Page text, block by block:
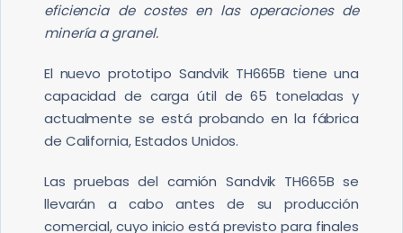
eficiencia de costes en las operaciones de
minería a granel.
El nuevo prototipo Sandvik TH665B tiene una
capacidad de carga útil de 65 toneladas y
actualmente se está probando en la fábrica
de California, Estados Unidos.
Las pruebas del camión Sandvik TH665B se
llevarán a cabo antes de su producción
comercial, cuyo inicio está previsto para finales